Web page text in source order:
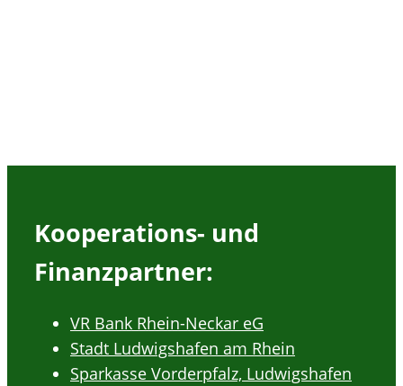
Kooperations- und
Finanzpartner:
VR Bank Rhein-Neckar eG
Stadt Ludwigshafen am Rhein
Sparkasse Vorderpfalz, Ludwigshafen